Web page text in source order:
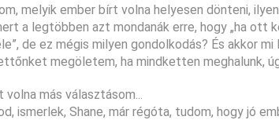
melyik ember bírt volna helyesen dönteni,
a legtöbben azt mondanák erre, hogy „ha ott
de ez mégis milyen gondolkodás? És akkor
megöletem, ha mindketten meghalunk,
más választásom...
ismerlek, Shane, már régóta, tudom, hogy jó